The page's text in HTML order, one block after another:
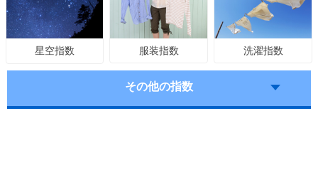
星空指数 服装指数 洗濯指数
その他の指数